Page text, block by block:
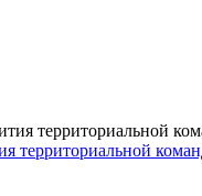
территориальной